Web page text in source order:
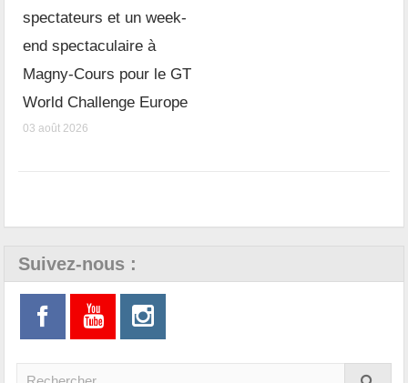
spectateurs et un week-
end spectaculaire à
Magny-Cours pour le GT
World Challenge Europe
03 août 2026
Suivez-nous :